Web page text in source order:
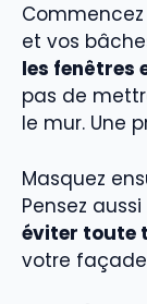
et vos
les fenêtres
pas de
le mur. Une
Masquez
Pensez
éviter toute
votre